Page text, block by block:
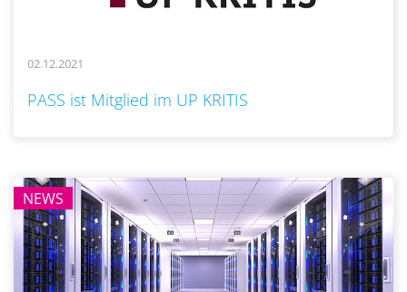
02.12.2021
PASS ist Mitglied im UP KRITIS
NEWS